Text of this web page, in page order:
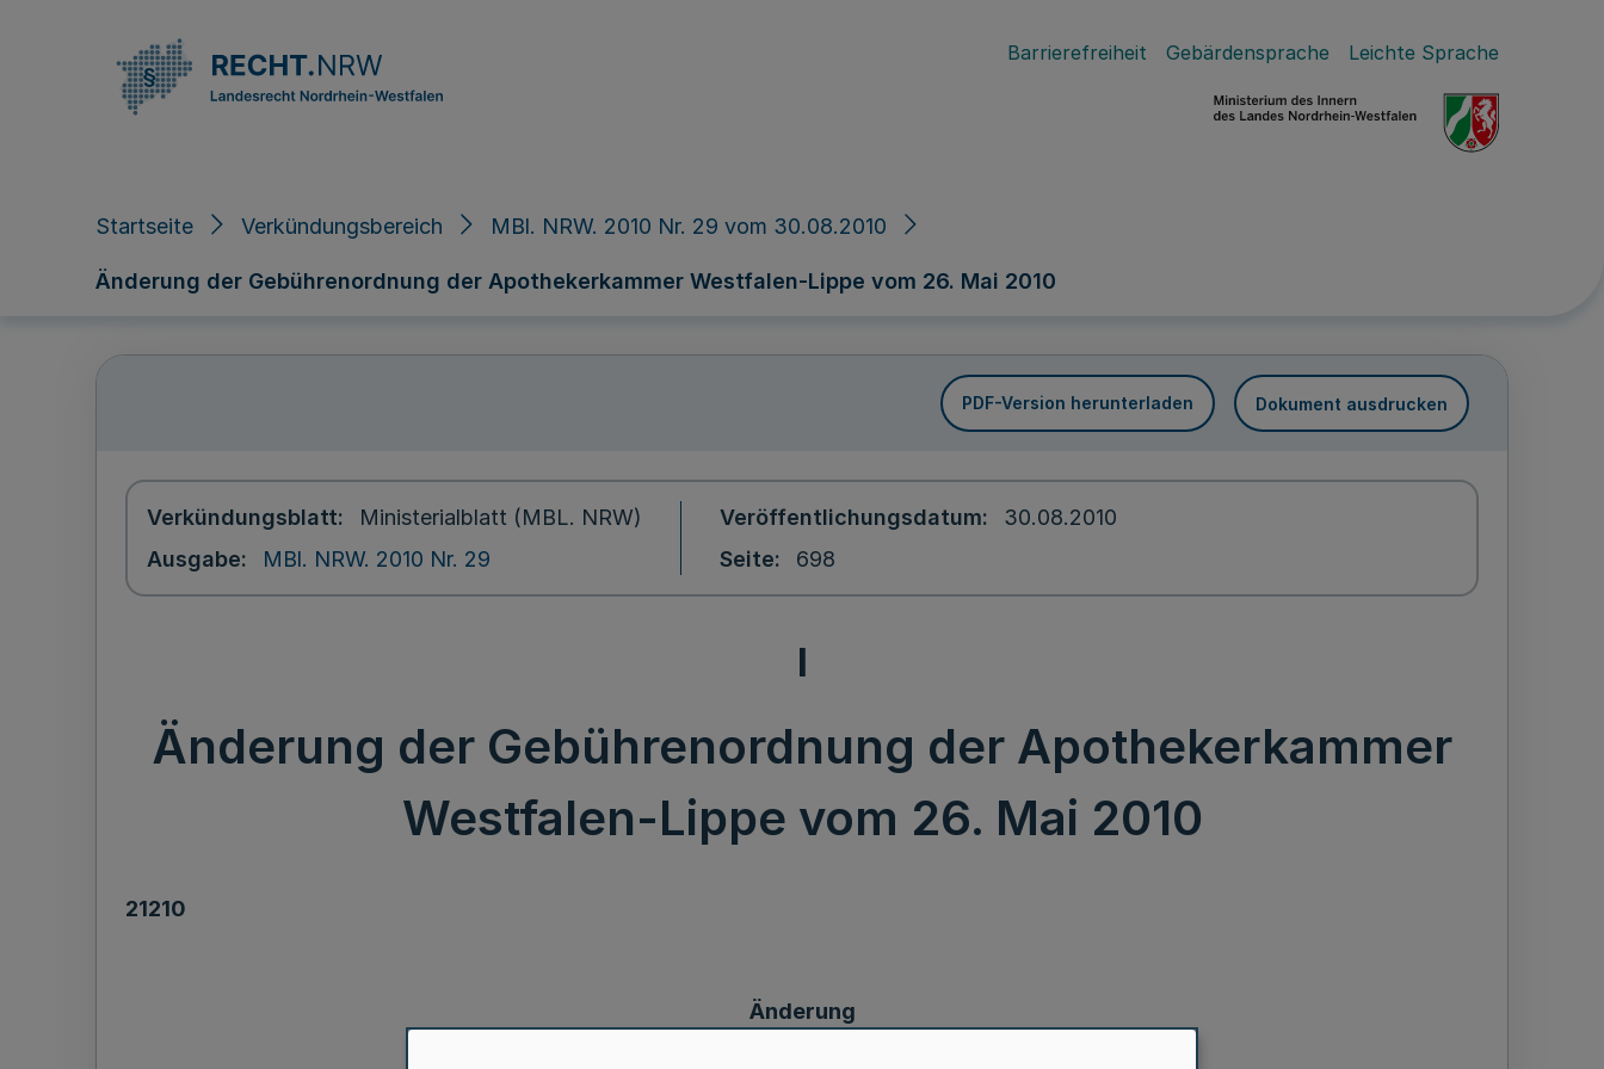
Barrierefreiheit Gebärdensprache Leichte Sprache
Startseite Verkündungsbereich MBl. NRW. 2010 Nr. 29 vom 30.08.2010
Änderung der Gebührenordnung der Apothekerkammer Westfalen-Lippe vom 26. Mai 2010
PDF-Version herunterladen Dokument ausdrucken
Verkündungsblatt
Ministerialblatt (MBL. NRW)
Ausgabe
MBl. NRW. 2010 Nr. 29
Veröffentlichungsdatum
30.08.2010
Seite
698
I
Änderung der Gebührenordnung der Apothekerkammer
Westfalen-Lippe vom 26. Mai 2010
21210
Änderung